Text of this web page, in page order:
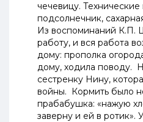
чечевицу. Технические
подсолнечник,
Из воспоминаний К.П.
работу, и вся работа
дому: прополка
дому, ходила поводу.
сестренку Нину,
войны. Кормить было
прабабушка: «нажую
заверну и ей в ротик».